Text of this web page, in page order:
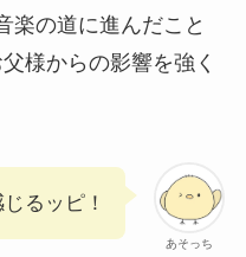
楽の道に進んだこと
様からの影響を強く
あそっち
るッピ！